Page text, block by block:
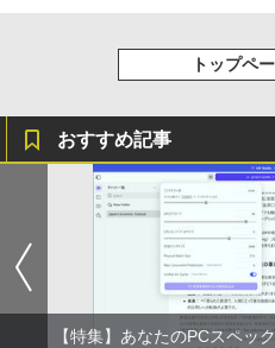
￥250
コカ・コー
ベルレス
￥1,653
クス
トップペ
おすすめ記事
【特集】あなたのPCスペッ